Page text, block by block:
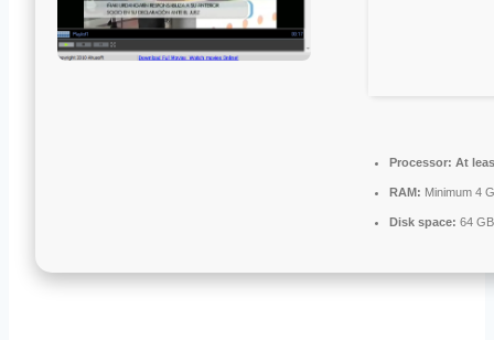
Processor: At
RAM: Minimum 4
Disk space: 64